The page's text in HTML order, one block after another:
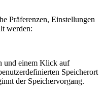
Präferenzen, Einstellungen
werden:
und einem Klick auf
Speicherort
der Speichervorgang.